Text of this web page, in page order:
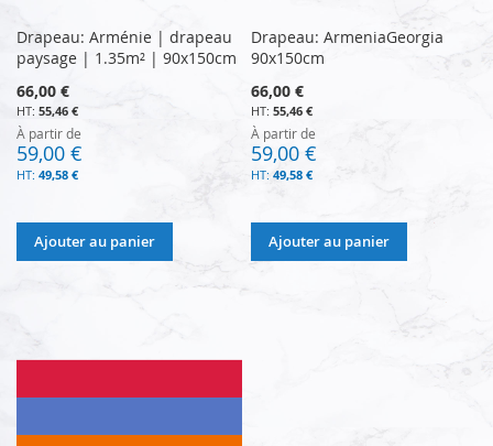
Drapeau: Arménie | drapeau
paysage | 1.35m² | 90x150cm
66,00 €
55,46 €
À partir de
59,00 €
49,58 €
Ajouter au panier
Drapeau: ArmeniaGeorgia
90x150cm
66,00 €
55,46 €
À partir de
59,00 €
49,58 €
Ajouter au panier